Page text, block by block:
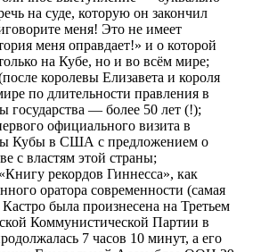
на суде, которую он закончил
меня! Это не имеет
меня оправдает!» и о которой
на Кубе, но и во всём мире;
королевы Елизавета и короля
по длительности правления в
государства — более 50 лет (!);
официального визита в
Кубы в США с предложением о
с властям этой страны;
рекордов Гиннесса», как
оратора современности (самая
была произнесена на Третьем
Коммунистической Партии в
7 часов 10 минут, а его